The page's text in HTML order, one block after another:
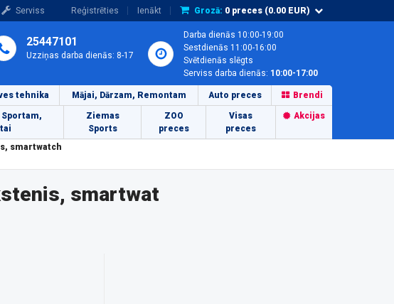
Serviss Reģistrēties Ienākt Grozā: 0 preces (0.00 EUR)
25447101
Uzziņas darba dienās: 8-17
Darba dienās 10:00-19:00
Sestdienās 11:00-16:00
Svētdienās slēgts
Serviss darba dienās: 10:00-17:00
tehnika Mājai, Dārzam, Remontam Auto preces Brendi
Ziemas
Sports
ZOO
preces
Visas
preces
Akcijas
smartwatch
smartwat